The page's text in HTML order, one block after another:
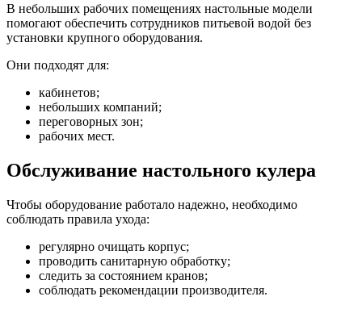
В небольших рабочих помещениях настольные модели
помогают обеспечить сотрудников питьевой водой без
установки крупного оборудования.
Они подходят для:
кабинетов;
небольших компаний;
переговорных зон;
рабочих мест.
Обслуживание настольного кулера
Чтобы оборудование работало надежно, необходимо
соблюдать правила ухода:
регулярно очищать корпус;
проводить санитарную обработку;
следить за состоянием кранов;
соблюдать рекомендации производителя.